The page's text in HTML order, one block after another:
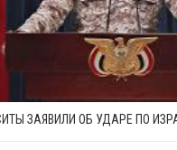
ЗАЯВИЛИ ОБ УДАРЕ ПО